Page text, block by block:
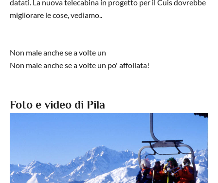
datati. La nuova telecabina in progetto per il Cuis dovrebbe
migliorare le cose, vediamo..
Non male anche se a volte un
Non male anche se a volte un po' affollata!
Foto e video di Pila